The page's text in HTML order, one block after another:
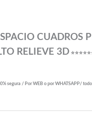
CUADROS
RELIEVE 3D
segura / Por WEB o por WHATSAPP/